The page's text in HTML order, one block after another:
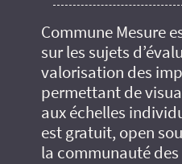
Commune Mesure
sur les sujets
valorisation des
permettant de
aux échelles
est gratuit, open
la communauté des